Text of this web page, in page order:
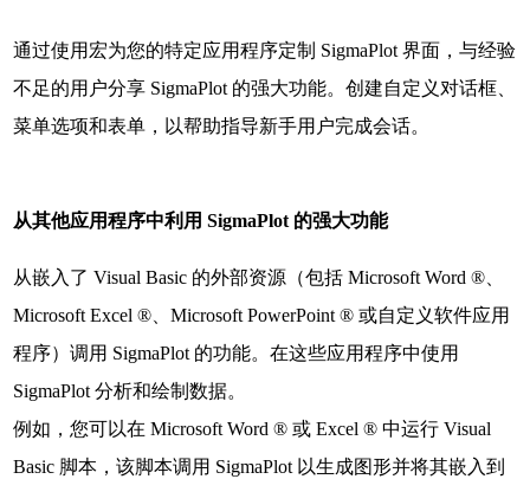
通过使用宏为您的特定应用程序定制 SigmaPlot 界面，与经验
不足的用户分享 SigmaPlot 的强大功能。创建自定义对话框、
菜单选项和表单，以帮助指导新手用户完成会话。
从其他应用程序中利用 SigmaPlot 的强大功能
从嵌入了 Visual Basic 的外部资源（包括 Microsoft Word ®、
Microsoft Excel ®、Microsoft PowerPoint ® 或自定义软件应用
程序）调用 SigmaPlot 的功能。在这些应用程序中使用
SigmaPlot 分析和绘制数据。
例如，您可以在 Microsoft Word ® 或 Excel ® 中运行 Visual
Basic 脚本，该脚本调用 SigmaPlot 以生成图形并将其嵌入到